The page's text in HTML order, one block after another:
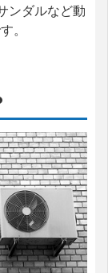
ンダルなど動
。